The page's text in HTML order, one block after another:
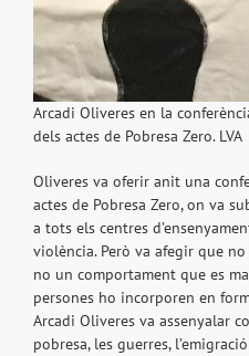
Arcadi Oliveres en la
dels actes de Pobresa Zero. LVA
Oliveres va oferir anit una
actes de Pobresa Zero, on va
a tots els centres
violència. Però va afegir que
no un comportament que es
persones ho incorporen en
Arcadi Oliveres va assenyalar
pobresa, les guerres,